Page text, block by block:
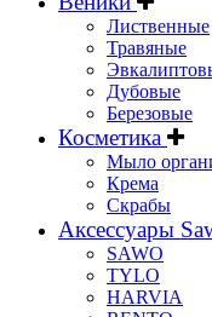
Лиственные
Травяные
Дубовые
Березовые
Косметика
Мыло
Крема
Скрабы
Аксессуары
SAWO
TYLO
HARVIA